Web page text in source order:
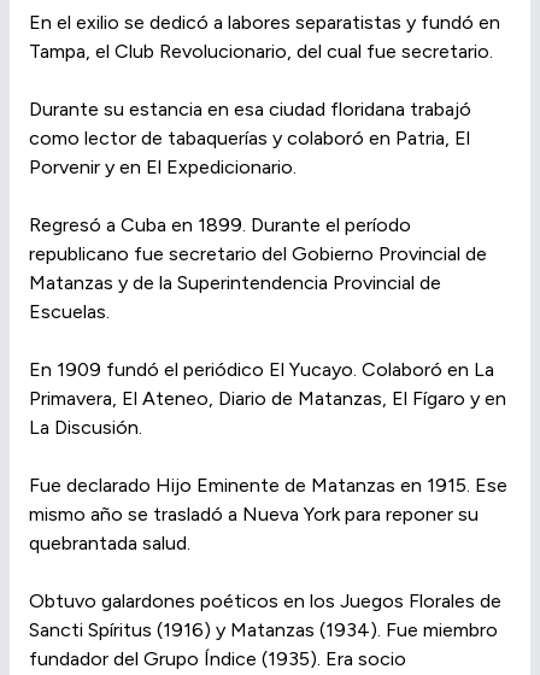
En el exilio se dedicó a labores separatistas y fundó en
Tampa, el Club Revolucionario, del cual fue secretario.
Durante su estancia en esa ciudad floridana trabajó
como lector de tabaquerías y colaboró en Patria, El
Porvenir y en El Expedicionario.
Regresó a Cuba en 1899. Durante el período
republicano fue secretario del Gobierno Provincial de
Matanzas y de la Superintendencia Provincial de
Escuelas.
En 1909 fundó el periódico El Yucayo. Colaboró en La
Primavera, El Ateneo, Diario de Matanzas, El Fígaro y en
La Discusión.
Fue declarado Hijo Eminente de Matanzas en 1915. Ese
mismo año se trasladó a Nueva York para reponer su
quebrantada salud.
Obtuvo galardones poéticos en los Juegos Florales de
Sancti Spíritus (1916) y Matanzas (1934). Fue miembro
fundador del Grupo Índice (1935). Era socio